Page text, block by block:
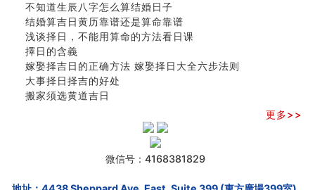
不知道生辰八字怎么算结婚日子
结婚算吉日黄历靠谱还是算命靠谱
浅谈择日，不能用算命的方法看日课
擇日的含義
嫁娶择吉日的正确方法 嫁娶择日大全六步法则
大事择日择吉的好处
搬家须选黄道吉日
更多>>
微信号：4168381829